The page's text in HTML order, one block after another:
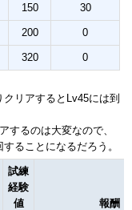
150 30
200 0
320 0
リアするとLv45には到
するのは大変なので、
ることになるだろう。
試練
経験
値
報酬